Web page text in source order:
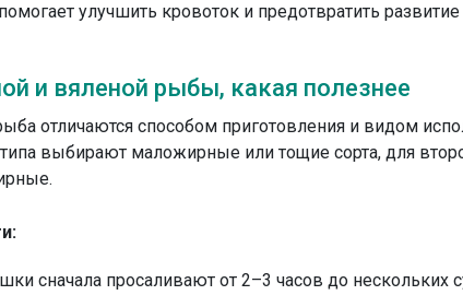
улучшить кровоток и предотвратить развитие
и вяленой рыбы, какая полезнее
отличаются способом приготовления и видом
выбирают маложирные или тощие сорта, для
сначала просаливают от 2–3 часов до нескольких